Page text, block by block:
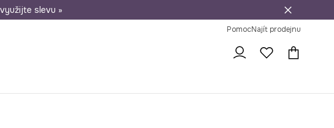
30 dní na vrácení zboží
slevu »
PomocNajít prodejnu